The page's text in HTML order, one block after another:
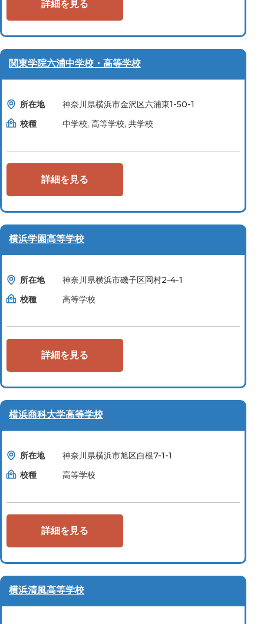
詳細を見る
関東学院六浦中学校・高等学校
所在地
神奈川県横浜市金沢区六浦東1-50-1
校種
中学校, 高等学校, 共学校
詳細を見る
横浜学園高等学校
所在地
神奈川県横浜市磯子区岡村2-4-1
校種
高等学校
詳細を見る
横浜商科大学高等学校
所在地
神奈川県横浜市旭区白根7-1-1
校種
高等学校
詳細を見る
横浜清風高等学校